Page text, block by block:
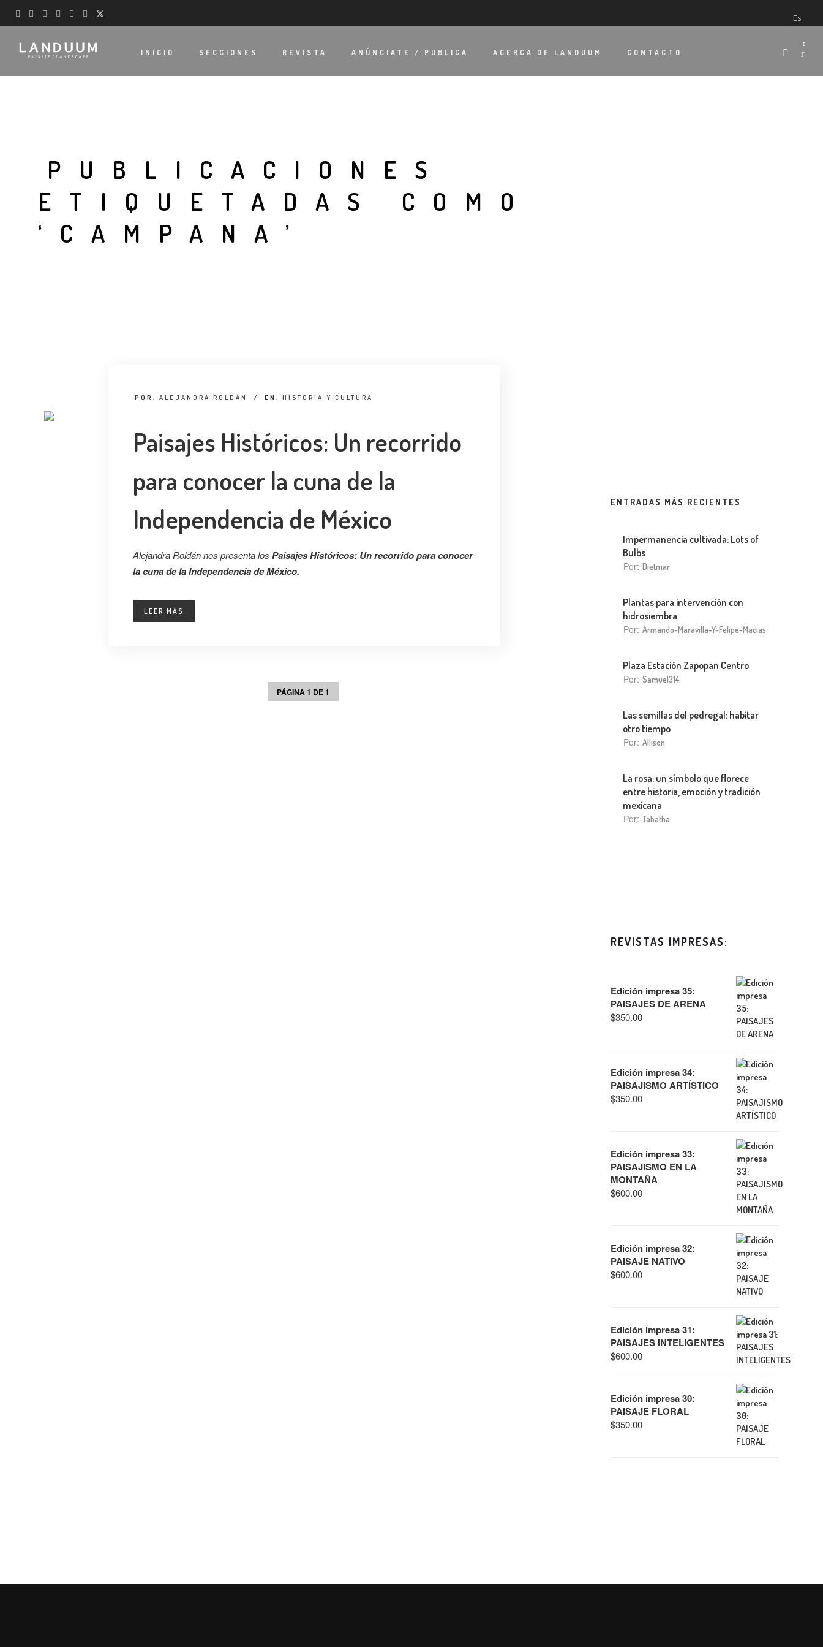
Es
INICIO SECCIONES REVISTA ANÚNCIATE / PUBLICA ACERCA DE LANDUUM CONTACTO
0
PUBLICACIONES
ETIQUETADAS COMO
‘CAMPANA’
POR: ALEJANDRA ROLDÁN / EN: HISTORIA Y CULTURA
Paisajes Históricos: Un recorrido
para conocer la cuna de la
Independencia de México
Alejandra Roldán nos presenta los Paisajes Históricos: Un recorrido para conocer
la cuna de la Independencia de México.
LEER MÁS
PÁGINA 1 DE 1
ENTRADAS MÁS RECIENTES
Impermanencia cultivada: Lots of
Bulbs
Por: Dietmar
Plantas para intervención con
hidrosiembra
Por: Armando-Maravilla-Y-Felipe-Macias
Plaza Estación Zapopan Centro
Por: Samuel314
Las semillas del pedregal: habitar
otro tiempo
Por: Allison
La rosa: un símbolo que florece
entre historia, emoción y tradición
mexicana
Por: Tabatha
REVISTAS IMPRESAS:
Edición impresa 35:
PAISAJES DE ARENA
$350.00
Edición impresa 34:
PAISAJISMO ARTÍSTICO
$350.00
Edición impresa 33:
PAISAJISMO EN LA
MONTAÑA
$600.00
Edición impresa 32:
PAISAJE NATIVO
$600.00
Edición impresa 31:
PAISAJES INTELIGENTES
$600.00
Edición impresa 30:
PAISAJE FLORAL
$350.00